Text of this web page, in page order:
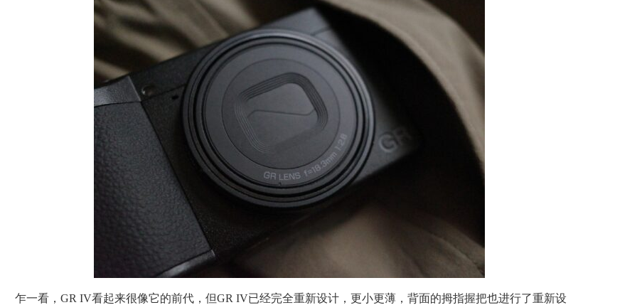
乍一看，GR IV看起来很像它的前代，但GR IV已经完全重新设计，更小更薄，背面的拇指握把也进行了重新设